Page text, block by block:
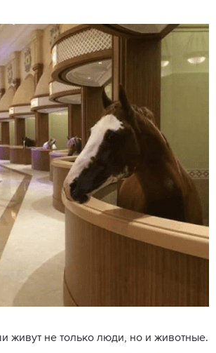
живут не только люди, но и животные.